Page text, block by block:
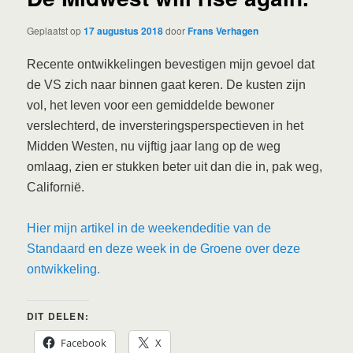
Geplaatst op17 augustus 2018doorFrans Verhagen
Recente ontwikkelingen bevestigen mijn gevoel dat
de VS zich naar binnen gaat keren. De kusten zijn
vol, het leven voor een gemiddelde bewoner
verslechterd, de inversteringsperspectieven in het
Midden Westen, nu vijftig jaar lang op de weg
omlaag, zien er stukken beter uit dan die in, pak weg,
Californië.
Hier mijn artikel in de weekendeditie van de
Standaard en deze week in de Groene over deze
ontwikkeling.
DIT DELEN:
Facebook
X